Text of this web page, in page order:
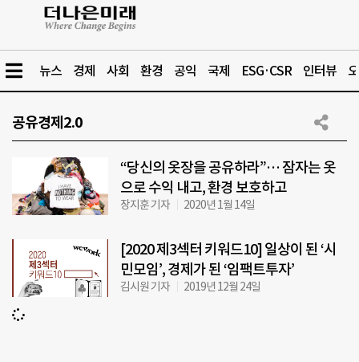
뉴스 경제 사회 환경 공익 국제 ESG·CSR 인터뷰
공유경제2.0
“당신의 옷장을 공유하라”… 잠자는 옷
으로 수익 내고, 환경 보호하고
장지훈 기자 2020년 1월 14일
[2020 제3섹터 키워드10] 일상이 된 ‘시
민모임’, 경제가 된 ‘임팩트투자’
김시원 기자 2019년 12월 24일